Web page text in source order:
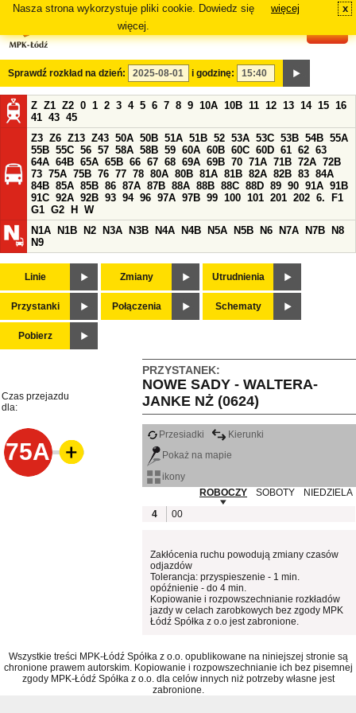
Nasza strona wykorzystuje pliki cookie. Dowiedz się
więcej.
więcej x
Sprawdź rozkład na dzień: i godzinę:
Z Z1 Z2 0 1 2 3 4 5 6 7 8 9 10A 10B 11 12 13 14 15 16
41 43 45
Z3 Z6 Z13 Z43 50A 50B 51A 51B 52 53A 53C 53B 54B 55A
55B 55C 56 57 58A 58B 59 60A 60B 60C 60D 61 62 63
64A 64B 65A 65B 66 67 68 69A 69B 70 71A 71B 72A 72B
73 75A 75B 76 77 78 80A 80B 81A 81B 82A 82B 83 84A
84B 85A 85B 86 87A 87B 88A 88B 88C 88D 89 90 91A 91B
91C 92A 92B 93 94 96 97A 97B 99 100 101 201 202 6.
F1
G1 G2 H
W
N1A
N1B N2 N3A N3B N4A N4B N5A N5B N6 N7A N7B
N8
N9
Linie Zmiany Utrudnienia
Przystanki Połączenia Schematy
Pobierz
PRZYSTANEK:
NOWE SADY - WALTERA-
JANKE NŻ (0624)
Czas przejazdu
dla:
75A
Przesiadki
Kierunki
Pokaż na mapie
ikony
ROBOCZY
SOBOTY
NIEDZIELA
4
00
Zakłócenia ruchu powodują zmiany czasów
odjazdów
Tolerancja: przyspieszenie - 1 min.
opóźnienie - do 4 min.
Kopiowanie i rozpowszechnianie rozkładów
jazdy w celach zarobkowych bez zgody MPK
Łódź Spółka z o.o jest zabronione.
Wszystkie treści MPK-Łódź Spółka z o.o. opublikowane na niniejszej stronie są
chronione prawem autorskim. Kopiowanie i rozpowszechnianie ich bez pisemnej
zgody MPK-Łódź Spółka z o.o. dla celów innych niż potrzeby własne jest
zabronione.